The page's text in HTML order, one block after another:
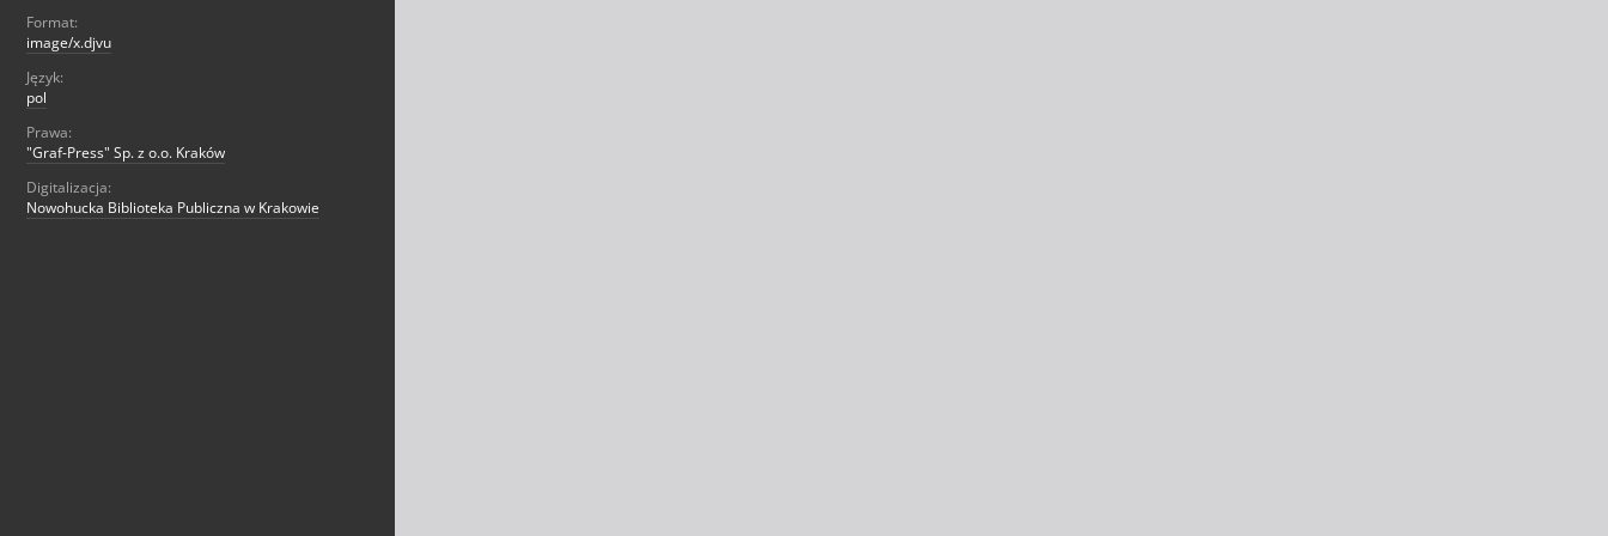
Format:
image/x.djvu
Język:
pol
Prawa:
"Graf-Press" Sp. z o.o. Kraków
Digitalizacja:
Nowohucka Biblioteka Publiczna w Krakowie